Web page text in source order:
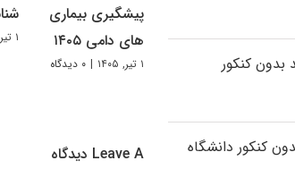
پیشگیری بیماری
های دامی ۱۴۰۵
۱ تیر, ۱۴۰۵ | ۰ دیدگاه
۱ تیر, ۱۴۰۵
Leave A دیدگاه
بدون کنکور
کنکور دانشگاه